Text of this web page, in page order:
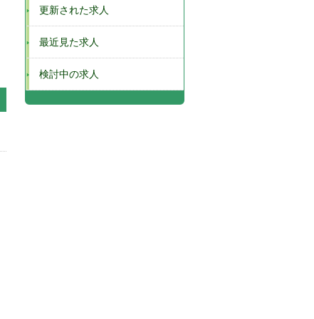
更新された求人
最近見た求人
検討中の求人